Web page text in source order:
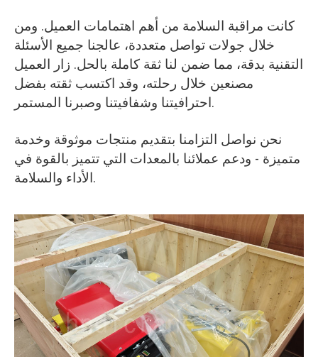
كانت مراقبة السلامة من أهم اهتمامات العميل. ومن
خلال جولات تواصل متعددة، عالجنا جميع الأسئلة
التقنية بدقة، مما ضمن لنا ثقة كاملة بالحل. زار العميل
مصنعين خلال رحلته، وقد اكتسب ثقته بفضل
احترافيتنا وشفافيتنا وصبرنا المستمر.
نحن نواصل التزامنا بتقديم منتجات موثوقة وخدمة
متميزة - ودعم عملائنا بالمعدات التي تتميز بالقوة في
الأداء والسلامة.